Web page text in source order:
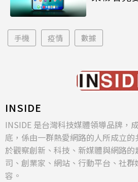
手機 疫情 數據
INSIDE
INSIDE 是台灣科技媒體領導品牌，
底，係由一群熱愛網路的人所成立
於觀察創新、科技、新媒體與網路
司、創業家、網站、行動平台、社
容。